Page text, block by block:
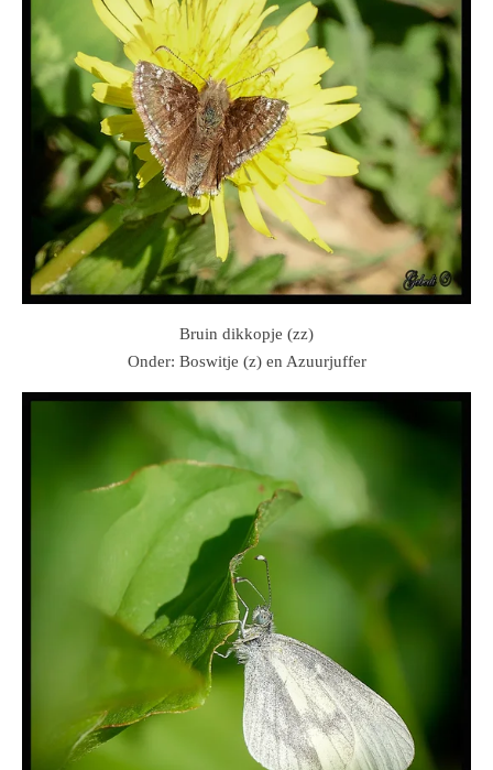
Bruin dikkopje (zz)
Onder: Boswitje (z) en Azuurjuffer